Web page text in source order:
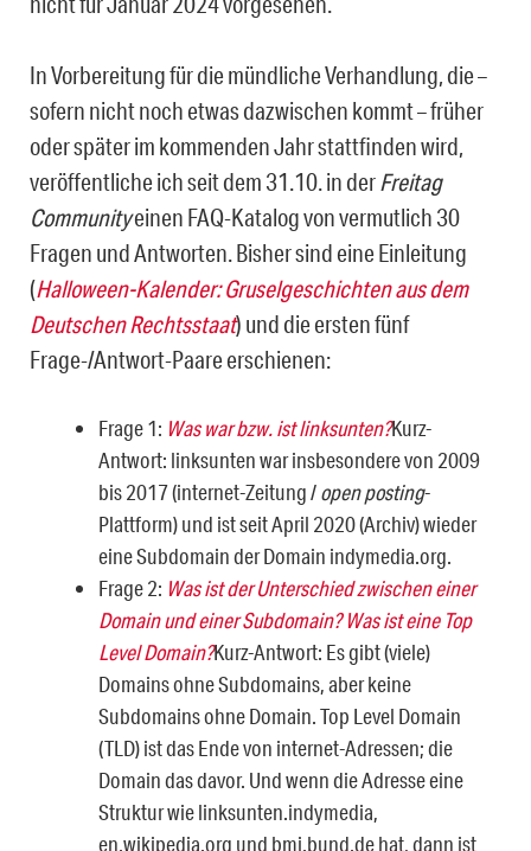
In Vorbereitung für die mündliche Verhandlung, die –
sofern nicht noch etwas dazwischen kommt – früher
oder später im kommenden Jahr stattfinden wird,
veröffentliche ich seit dem 31.10. in derFreitag
Communityeinen FAQ-Katalog von vermutlich 30
Fragen und Antworten. Bisher sind eine Einleitung
(Halloween-Kalender: Gruselgeschichten aus dem
Deutschen Rechtsstaat) und die ersten fünf
Frage-/Antwort-Paare erschienen:
Frage 1: Was war bzw. ist linksunten?Kurz-
Antwort: linksunten war insbesondere von 2009
bis 2017 (internet-Zeitung /open posting-
Plattform) und ist seit April 2020 (Archiv) wieder
eine Subdomain der Domain indymedia.org.
Frage 2: Was ist der Unterschied zwischen einer
Domain und einer Subdomain? Was ist eine Top
Level Domain?Kurz-Antwort: Es gibt (viele)
Domains ohne Subdomains, aber keine
Subdomains ohne Domain. Top Level Domain
(TLD) ist das Ende von internet-Adressen; die
Domain das davor. Und wenn die Adresse eine
Struktur wie linksunten.indymedia,
en.wikipedia.org und bmj.bund.de hat, dann ist